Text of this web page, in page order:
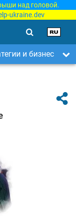
над головой.
ukraine.dev
и бизнес